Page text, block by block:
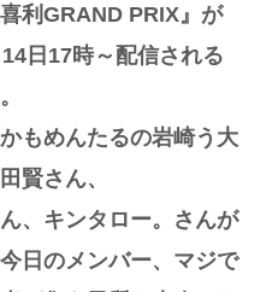
利GRAND PRIX』が
日17時～配信される
もめんたるの岩崎う大
賢さん、
、キンタロー。さんが
日のメンバー、マジで